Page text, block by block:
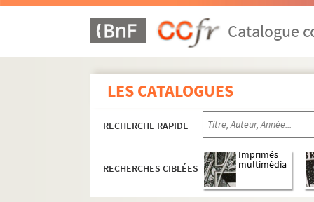
Catalogue
LES CATALOGUES
RECHERCHE RAPIDE
RECHERCHES CIBLÉES
Imprimés
multimédia